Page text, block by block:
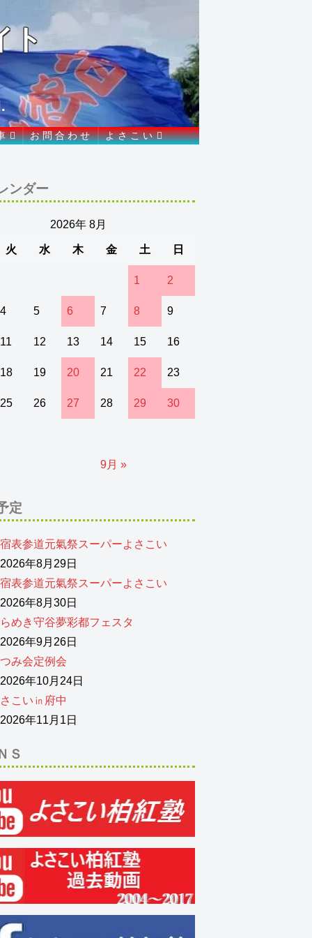
ト
お 問 合 わ せ よ さ こ い
ンダー
2026年 8月
火 水 木 金 土 日
1 2
4 5 6 7 8 9
11 12 13 14 15 16
18 19 20 21 22 23
25 26 27 28 29 30
9月 »
定
表参道元氣祭スーパーよさこい
年8月29日
表参道元氣祭スーパーよさこい
年8月30日
めき守谷夢彩都フェスタ
年9月26日
み会定例会
年10月24日
こい㏌府中
年11月1日
Ｓ